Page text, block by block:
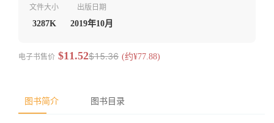
文件大小
3287K
出版日期
2019年10月
电子书售价 $11.52$15.36 (约¥77.88)
图书简介 图书目录